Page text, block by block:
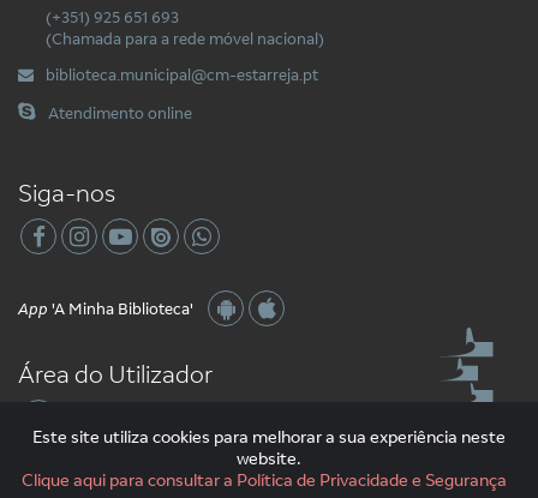
(+351) 925 651 693
(Chamada para a rede móvel nacional)
biblioteca.municipal@cm-estarreja.pt
Atendimento online
Siga-nos
App 'A Minha Biblioteca'
Área do Utilizador
2026 Libware - Tecnologias de Informação e Documentação. Todos os
Este site utiliza cookies para melhorar a sua experiência neste
website.
Clique aqui para consultar a Política de Privacidade e Segurança